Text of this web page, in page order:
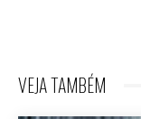
VEJA TAMBÉM